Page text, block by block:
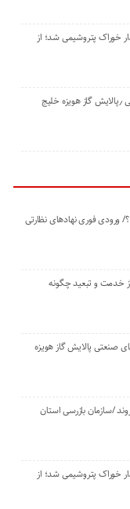
خوراک پتروشیمی شد؛ از
گامی نو در مدیریت زیست ‌محیطی ٫پالایش گاز هویزه خلیج
ورودی فوری نهادهای نظارتی
خدمت و تبعید چگونه
صنعتی پالایش گاز هویزه
/سازمان بازرسی استان
خوراک پتروشیمی شد؛ از